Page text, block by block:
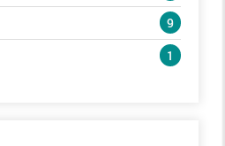
9
1